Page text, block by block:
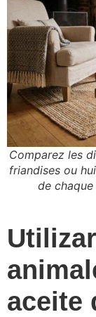
Comparez les
friandises ou
de
aceite